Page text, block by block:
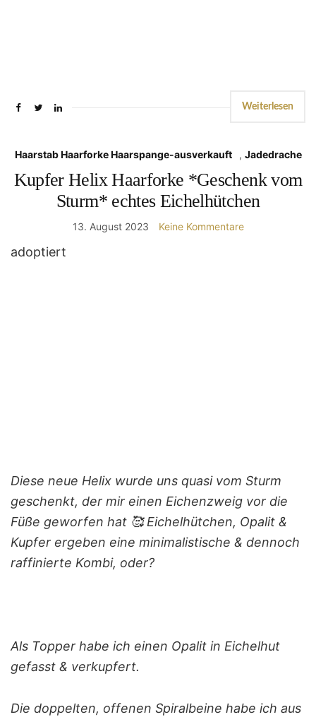
Weiterlesen
Haarstab Haarforke Haarspange-ausverkauft , Jadedrache
Kupfer Helix Haarforke *Geschenk vom
Sturm* echtes Eichelhütchen
13. August 2023 Keine Kommentare
adoptiert
Diese neue Helix wurde uns quasi vom Sturm
geschenkt, der mir einen Eichenzweig vor die
Füße geworfen hat 🥰 Eichelhütchen, Opalit &
Kupfer ergeben eine minimalistische & dennoch
raffinierte Kombi, oder?
Als Topper habe ich einen Opalit in Eichelhut
gefasst & verkupfert.
Die doppelten, offenen Spiralbeine habe ich aus